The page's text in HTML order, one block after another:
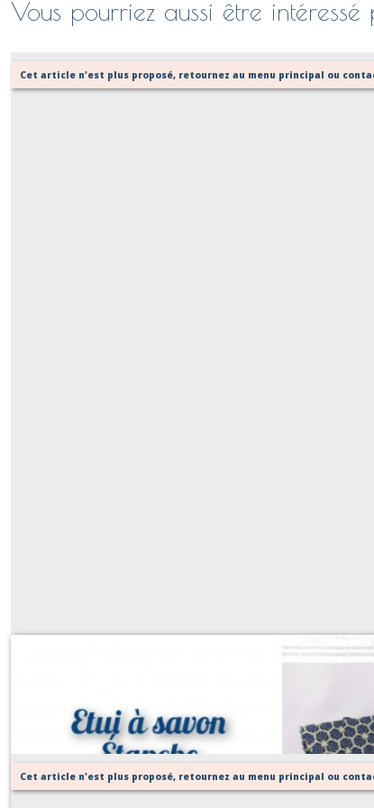
Vous pourriez aussi être intéressé
Cet article n'est plus proposé, retournez au menu principal ou
Etui / pochette à savon
Cet article n'est plus proposé, retournez au menu principal ou